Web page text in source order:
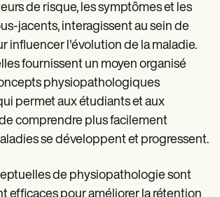
de risque, les symptômes et les
jacents, interagissent au sein de
influencer l'évolution de la maladie.
fournissent un moyen organisé
physiopathologiques
permet aux étudiants et aux
comprendre plus facilement
se développent et progressent.
de physiopathologie sont